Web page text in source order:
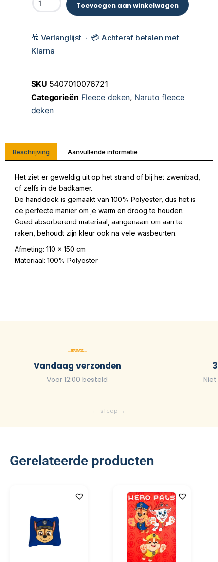
Toevoegen aan winkelwagen
🎁 Verlanglijst · 💳 Achteraf betalen met
Klarna
SKU 5407010076721
Categorieën Fleece deken, Naruto fleece
deken
Beschrijving Aanvullende informatie
Het ziet er geweldig uit op het strand of bij het zwembad,
of zelfs in de badkamer.
De handdoek is gemaakt van 100% Polyester, dus het is
de perfecte manier om je warm en droog te houden.
Goed absorberend materiaal, aangenaam om aan te
raken, behoudt zijn kleur ook na vele wasbeurten.
Afmeting: 110 x 150 cm
Materiaal: 100% Polyester
Vandaag verzonden
Voor 12:00 besteld
Gerelateerde producten